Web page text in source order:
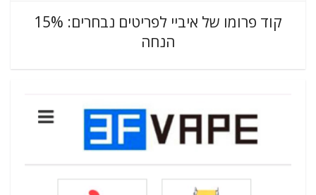
קוד פרומו של איביי לפריטים נבחרים: 15%
הנחה